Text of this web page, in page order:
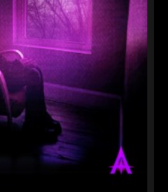
Muertos
tot
Tag